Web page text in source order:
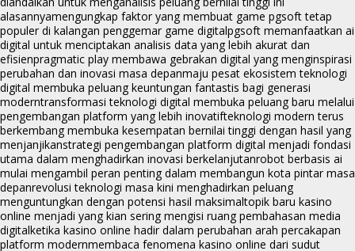
alasannyamengungkap faktor yang membuat game pgsoft tetap
populer di kalangan penggemar game digitalpgsoft memanfaatkan ai
digital untuk menciptakan analisis data yang lebih akurat dan
efisienpragmatic play membawa gebrakan digital yang menginspirasi
perubahan dan inovasi masa depanmaju pesat ekosistem teknologi
digital membuka peluang keuntungan fantastis bagi generasi
moderntransformasi teknologi digital membuka peluang baru melalui
pengembangan platform yang lebih inovatifteknologi modern terus
berkembang membuka kesempatan bernilai tinggi dengan hasil yang
menjanjikanstrategi pengembangan platform digital menjadi fondasi
utama dalam menghadirkan inovasi berkelanjutanrobot berbasis ai
mulai mengambil peran penting dalam membangun kota pintar masa
depanrevolusi teknologi masa kini menghadirkan peluang
menguntungkan dengan potensi hasil maksimaltopik baru kasino
online menjadi yang kian sering mengisi ruang pembahasan media
digitalketika kasino online hadir dalam perubahan arah percakapan
platform modernmembaca fenomena kasino online dari sudut